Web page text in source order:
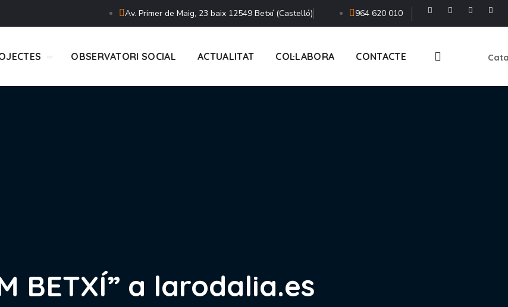
Av. Primer de Maig, 23 baix 12549 Betxí (Castelló) 964 620 010
OBSERVATORI SOCIAL ACTUALITAT COL·LABORA CONTACTE
BETXÍ” a larodalia.es